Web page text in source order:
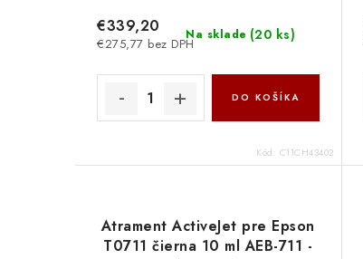
Na sklade (20 ks)
€275,77 bez DPH
€339,20
DO KOŠÍKA
Kód: C11CH43402
Atrament ActiveJet pre Epson
T0711 čierna 10 ml AEB-711 -